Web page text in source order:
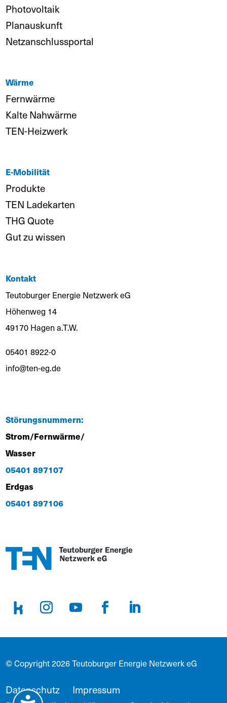
Photovoltaik
Planauskunft
Netzanschlussportal
Wärme
Fernwärme
Kalte Nahwärme
TEN-Heizwerk
E-Mobilität
Produkte
TEN Ladekarten
THG Quote
Gut zu wissen
Kontakt
Teutoburger Energie Netzwerk eG
Höhenweg 14
49170 Hagen a.T.W.
05401 8922-0
info@ten-eg.de
Störungsnummern:
Strom/Fernwärme/
Wasser
05401 897107
Erdgas
05401 897106
© Copyright 2026 Teutoburger Energie Netzwerk eG
Datenschutz
Impressum